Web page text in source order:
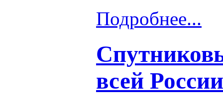
Подробнее...
всей России